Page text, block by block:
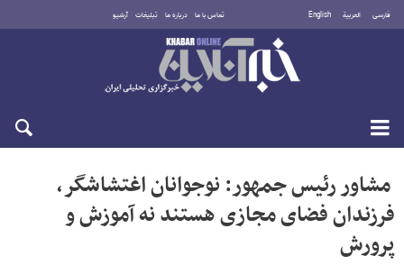
فارسی العربية English تماس با ما درباره ما تبلیغات آرشیو
یکشنبه ۱۸ مرداد ۱۴۰۵
مشاور رئیس جمهور: نوجوانان اغتشاشگر،
فرزندان فضای مجازی هستند نه آموزش و
پرورش